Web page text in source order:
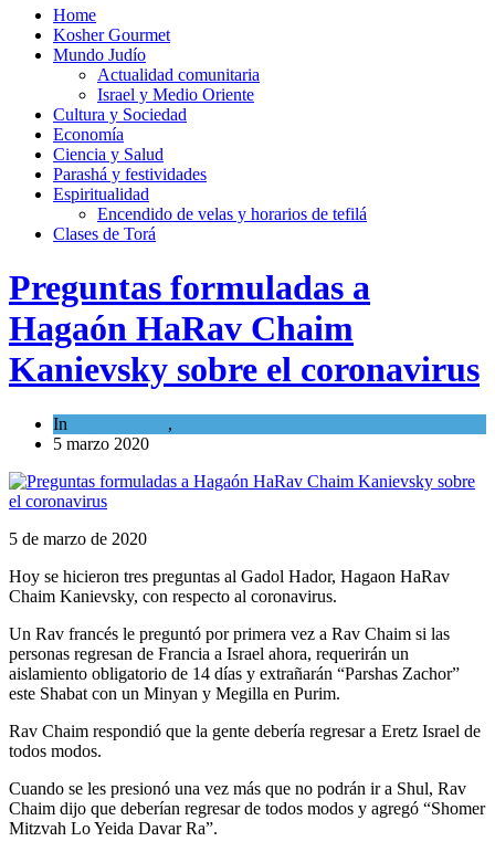
Home
Kosher Gourmet
Mundo Judío
Actualidad comunitaria
Israel y Medio Oriente
Cultura y Sociedad
Economía
Ciencia y Salud
Parashá y festividades
Espiritualidad
Encendido de velas y horarios de tefilá
Clases de Torá
Preguntas formuladas a
Hagaón HaRav Chaim
Kanievsky sobre el coronavirus
In ,
5 marzo 2020
5 de marzo de 2020
Hoy se hicieron tres preguntas al Gadol Hador, Hagaon HaRav
Chaim Kanievsky, con respecto al coronavirus.
Un Rav francés le preguntó por primera vez a Rav Chaim si las
personas regresan de Francia a Israel ahora, requerirán un
aislamiento obligatorio de 14 días y extrañarán “Parshas Zachor”
este Shabat con un Minyan y Megilla en Purim.
Rav Chaim respondió que la gente debería regresar a Eretz Israel de
todos modos.
Cuando se les presionó una vez más que no podrán ir a Shul, Rav
Chaim dijo que deberían regresar de todos modos y agregó “Shomer
Mitzvah Lo Yeida Davar Ra”.